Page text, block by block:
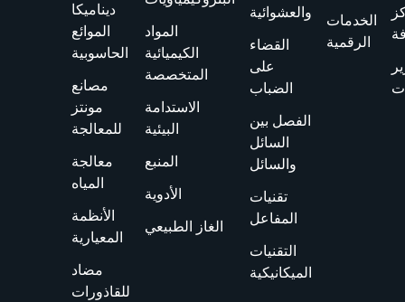
ديناميكا
الموائع
الحاسوبية
مصانع
مونتز
للمعالجة
معالجة
المياه
الأنظمة
المعيارية
مضاد
للقاذورات
المواد
الكيميائية
المتخصصة
الاستدامة
البيئية
المنبع
الأدوية
الغاز الطبيعي
والعشوائية
القضاء
على
الضباب
الفصل بين
السائل
والسائل
تقنيات
المفاعل
التقنيات
الميكانيكية
الخدمات
الرقمية